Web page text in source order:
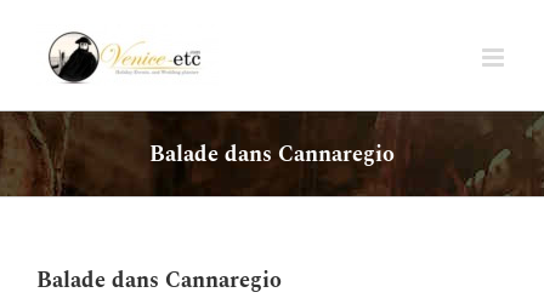
contenu
Balade dans Cannaregio
Balade dans Cannaregio